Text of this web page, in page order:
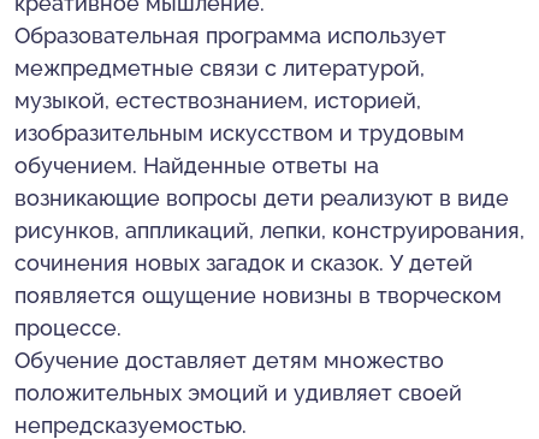
Образовательная программа использует
межпредметные связи с литературой,
музыкой, естествознанием, историей,
изобразительным искусством и трудовым
обучением. Найденные ответы на
возникающие вопросы дети реализуют в виде
рисунков, аппликаций, лепки, конструирования,
сочинения новых загадок и сказок. У детей
появляется ощущение новизны в творческом
процессе.
Обучение доставляет детям множество
положительных эмоций и удивляет своей
непредсказуемостью.